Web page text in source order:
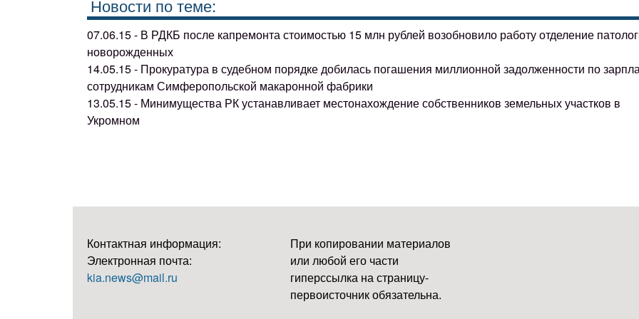
Новости по теме:
07.06.15 - В РДКБ после капремонта стоимостью 15 млн рублей возобновило работу отделение
новорожденных
14.05.15 - Прокуратура в судебном порядке добилась погашения миллионной задолженности по
сотрудникам Симферопольской макаронной фабрики
13.05.15 - Минимущества РК устанавливает местонахождение собственников земельных участков в
Укромном
Контактная информация:
Электронная почта:
kia.news@mail.ru
При копировании материалов
или любой его части
гиперссылка на страницу-
первоисточник обязательна.